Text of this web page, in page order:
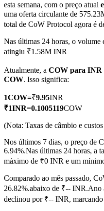
Futuros de criptomoeda
TradFi
Futuros de USDC
Futuros usando USDC
esta semana, com o preço atual
uma oferta circulante de
total de CoW Protocol agora é
Nas últimas 24 horas, o
atingiu ₹1.58M INR
Atualmente, a COW para INR
COW. Isso significa:
1COW=₹9.95INR
₹1INR=0.1005119COW
(Nota: Taxas de câmbio e
Nos últimos 7 dias, o preço de
6.94%.Nas últimas 24 horas, a
máximo de ₹0 INR e um
Comparado ao mês passado,
26.82%.abaixo de ₹-- INR.Ano
declinou por ₹-- INR,